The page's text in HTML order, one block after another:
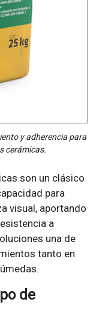
y adherencia para
cerámicas.
son un clásico
para
visual, aportando
a
una de
tanto en
de